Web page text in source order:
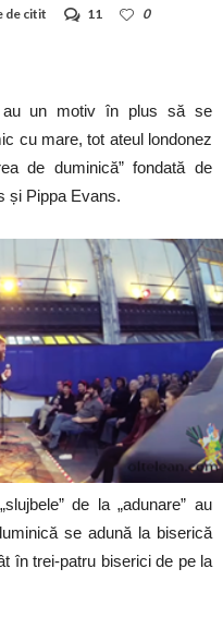
de citit 11
0
au un motiv în plus să se
cu mare, tot ateul londonez
de duminică” fondată de
și Pippa Evans.
de la „adunare” au
se adună la biserică
în trei-patru biserici de pe la